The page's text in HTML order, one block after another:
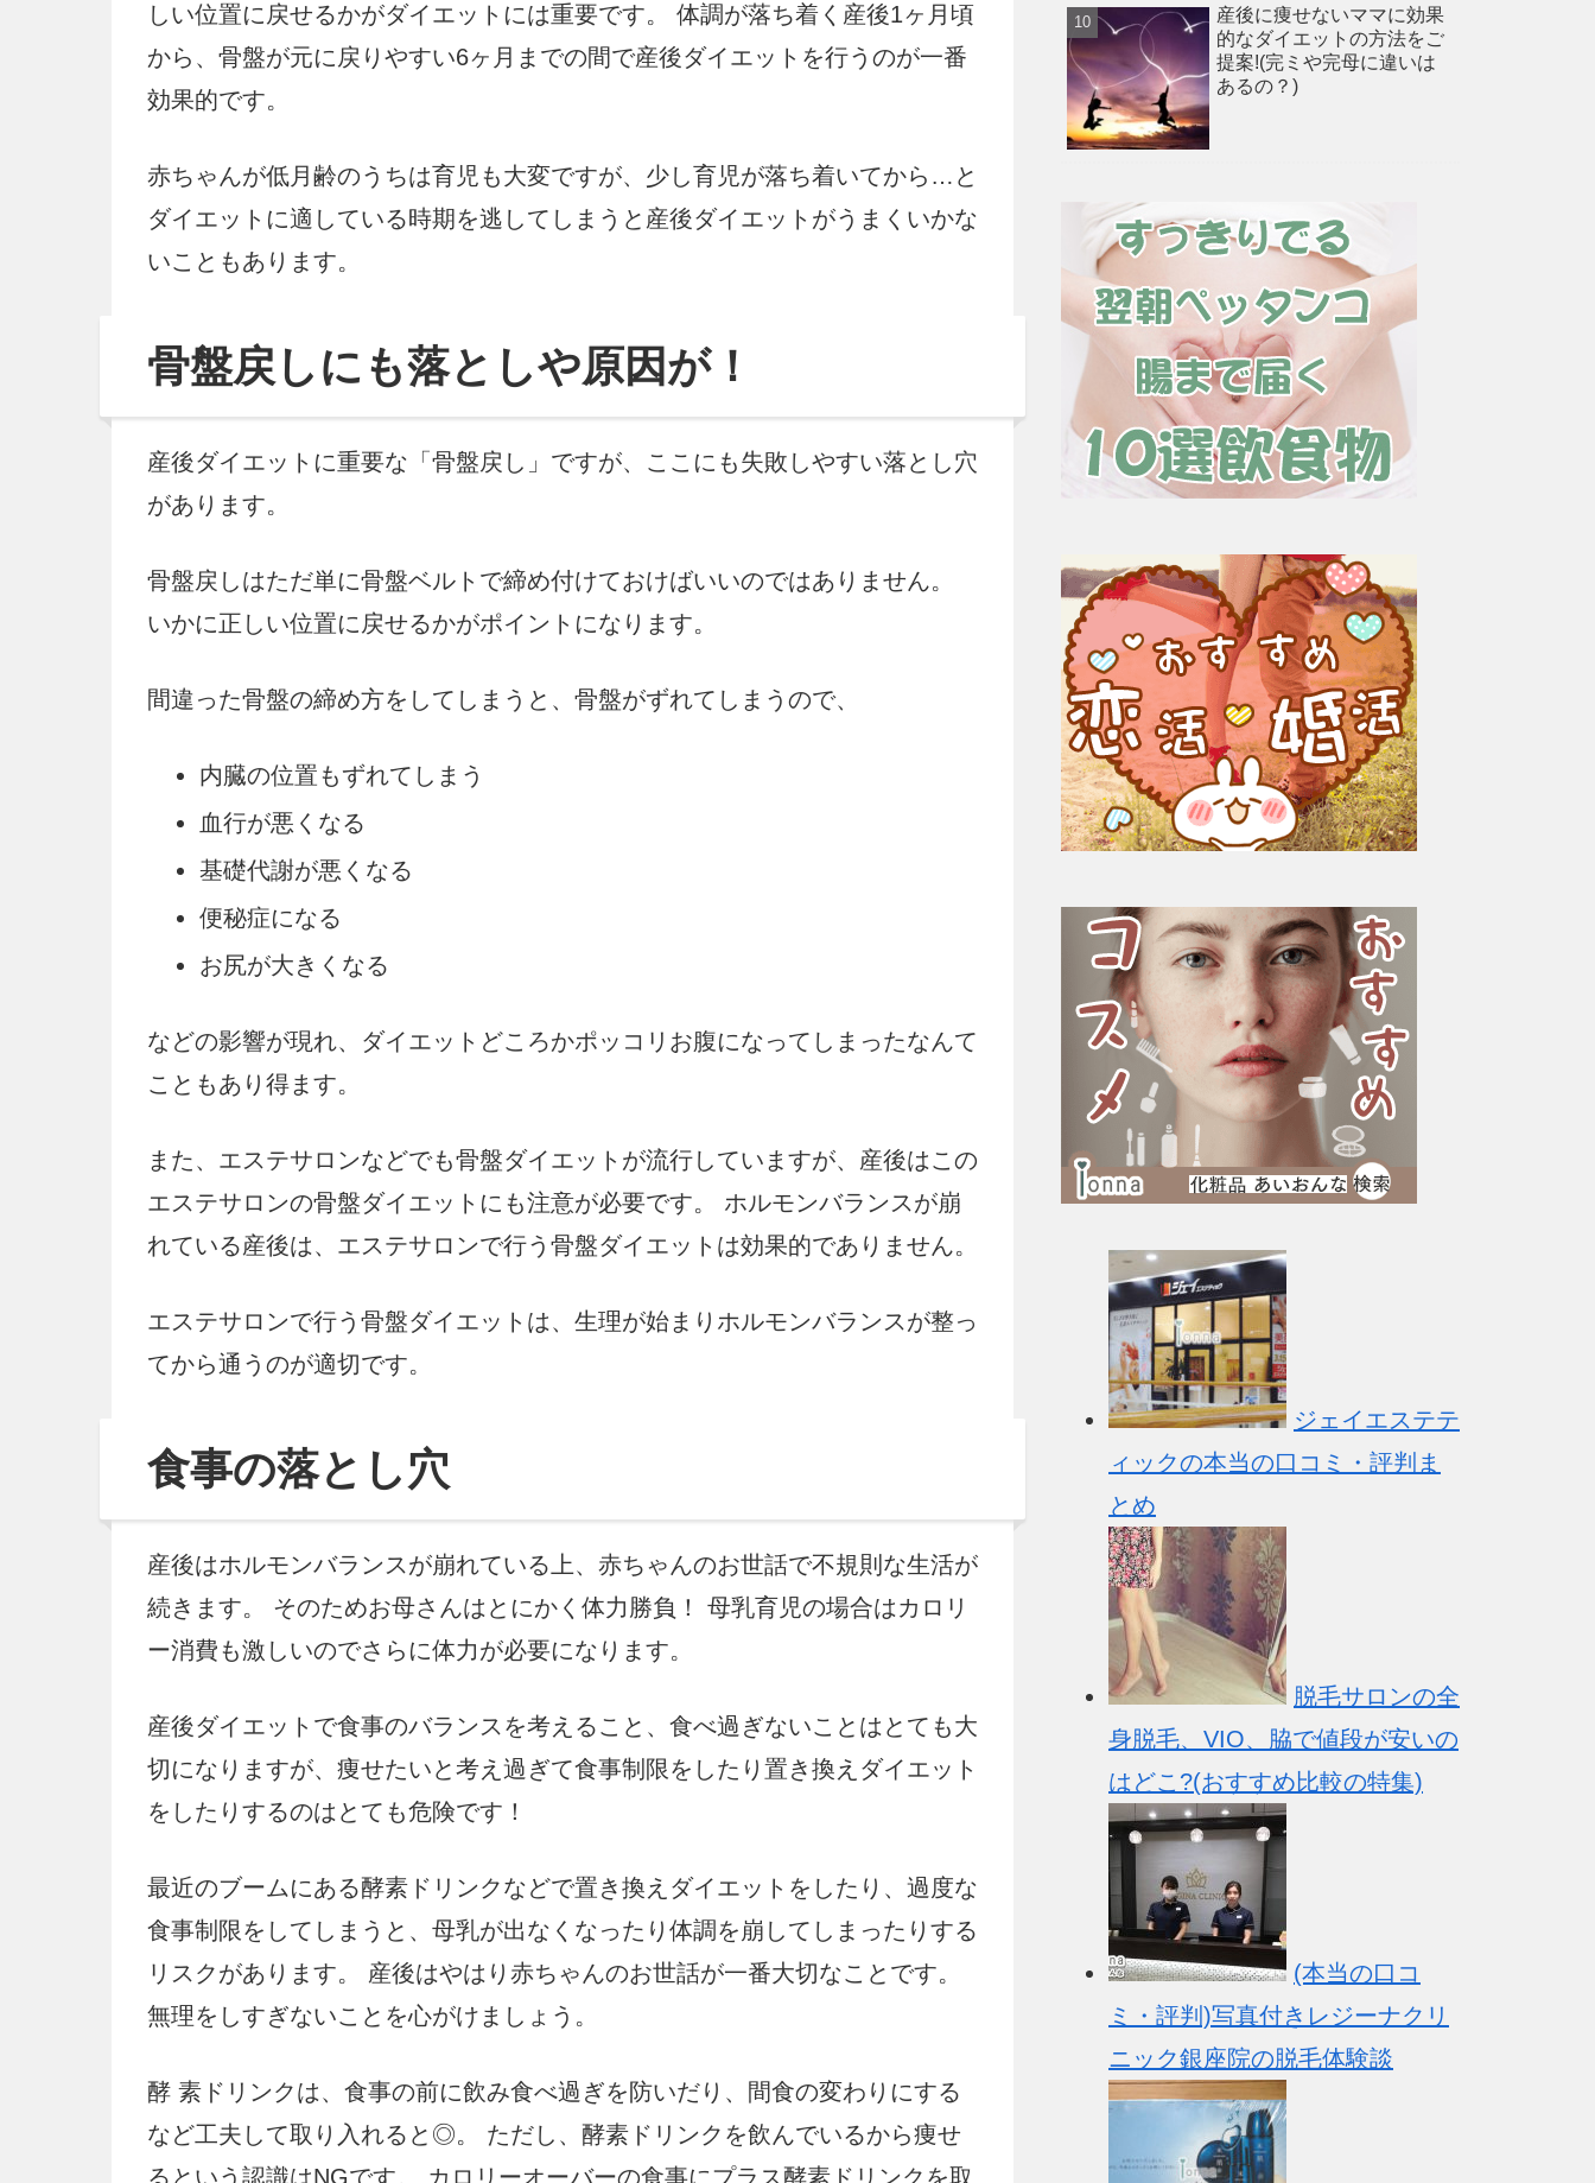
しい位置に戻せるかがダイエットには重要です。 体調が落ち着く産後1ヶ月頃
から、骨盤が元に戻りやすい6ヶ月までの間で産後ダイエットを行うのが一番
効果的です。
赤ちゃんが低月齢のうちは育児も大変ですが、少し育児が落ち着いてから…と
ダイエットに適している時期を逃してしまうと産後ダイエットがうまくいかな
いこともあります。
骨盤戻しにも落としや原因が！
産後ダイエットに重要な「骨盤戻し」ですが、ここにも失敗しやすい落とし穴
があります。
骨盤戻しはただ単に骨盤ベルトで締め付けておけばいいのではありません。
いかに正しい位置に戻せるかがポイントになります。
間違った骨盤の締め方をしてしまうと、骨盤がずれてしまうので、
内臓の位置もずれてしまう
血行が悪くなる
基礎代謝が悪くなる
便秘症になる
お尻が大きくなる
などの影響が現れ、ダイエットどころかポッコリお腹になってしまったなんて
こともあり得ます。
また、エステサロンなどでも骨盤ダイエットが流行していますが、産後はこの
エステサロンの骨盤ダイエットにも注意が必要です。 ホルモンバランスが崩
れている産後は、エステサロンで行う骨盤ダイエットは効果的でありません。
エステサロンで行う骨盤ダイエットは、生理が始まりホルモンバランスが整っ
てから通うのが適切です。
食事の落とし穴
産後はホルモンバランスが崩れている上、赤ちゃんのお世話で不規則な生活が
続きます。 そのためお母さんはとにかく体力勝負！ 母乳育児の場合はカロリ
ー消費も激しいのでさらに体力が必要になります。
産後ダイエットで食事のバランスを考えること、食べ過ぎないことはとても大
切になりますが、痩せたいと考え過ぎて食事制限をしたり置き換えダイエット
をしたりするのはとても危険です！
最近のブームにある酵素ドリンクなどで置き換えダイエットをしたり、過度な
食事制限をしてしまうと、母乳が出なくなったり体調を崩してしまったりする
リスクがあります。 産後はやはり赤ちゃんのお世話が一番大切なことです。
無理をしすぎないことを心がけましょう。
酵 素ドリンクは、食事の前に飲み食べ過ぎを防いだり、間食の変わりにする
など工夫して取り入れると◎。 ただし、酵素ドリンクを飲んでいるから痩せ
るという認識はNGです。 カロリーオーバーの食事にプラス酵素ドリンクを取
産後に痩せないママに効果
的なダイエットの方法をご
提案!(完ミや完母に違いは
あるの？)
ジェイエステテ
ィックの本当の口コミ・評判ま
とめ
脱毛サロンの全
身脱毛、VIO、脇で値段が安いの
はどこ?(おすすめ比較の特集)
(本当の口コ
ミ・評判)写真付きレジーナクリ
ニック銀座院の脱毛体験談